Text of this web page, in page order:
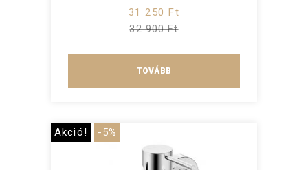
31 250 Ft
32 900 Ft
TOVÁBB
Akció! -5%